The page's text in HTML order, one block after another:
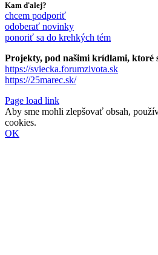
Kam ďalej?
chcem podporiť
odoberať novinky
ponoriť sa do krehkých tém
Projekty, pod našimi krídlami, ktoré
https://sviecka.forumzivota.sk
https://25marec.sk/
Page load link
Aby sme mohli zlepšovať obsah,
cookies.
OK